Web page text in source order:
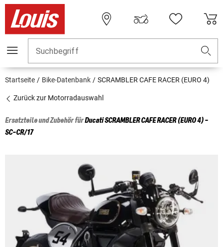
Suchbegriff
Startseite Bike-Datenbank SCRAMBLER CAFE RACER (EURO 4)
Zurück zur Motorradauswahl
Ersatzteile und Zubehör fürDucatiSCRAMBLER CAFE RACER (EURO 4) -
SC-CR/17